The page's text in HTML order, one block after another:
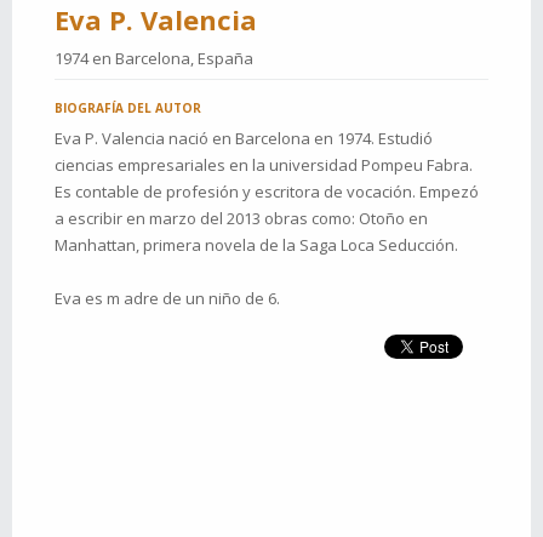
Eva P. Valencia
1974 en Barcelona, España
BIOGRAFÍA DEL AUTOR
Eva P. Valencia nació en Barcelona en 1974. Estudió
ciencias empresariales en la universidad Pompeu Fabra.
Es contable de profesión y escritora de vocación. Empezó
a escribir en marzo del 2013 obras como: Otoño en
Manhattan, primera novela de la Saga Loca Seducción.
Eva es m adre de un niño de 6.